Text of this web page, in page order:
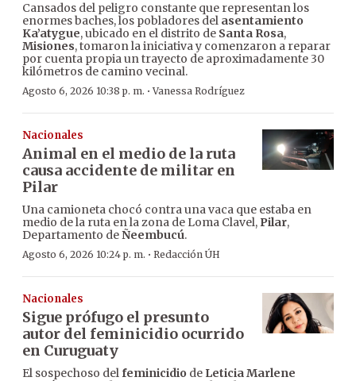
Cansados del peligro constante que representan los
enormes baches, los pobladores del asentamiento
Ka’atygue, ubicado en el distrito de Santa Rosa,
Misiones, tomaron la iniciativa y comenzaron a reparar
por cuenta propia un trayecto de aproximadamente 30
kilómetros de camino vecinal.
Agosto 6, 2026 10:38 p. m. ·Vanessa Rodríguez
Nacionales
Animal en el medio de la ruta
causa accidente de militar en
Pilar
Una camioneta chocó contra una vaca que estaba en
medio de la ruta en la zona de Loma Clavel, Pilar,
Departamento deÑeembucú.
Agosto 6, 2026 10:24 p. m. · Redacción ÚH
Nacionales
Sigue prófugo el presunto
autor del feminicidio ocurrido
en Curuguaty
El sospechoso delfeminicidio de Leticia Marlene